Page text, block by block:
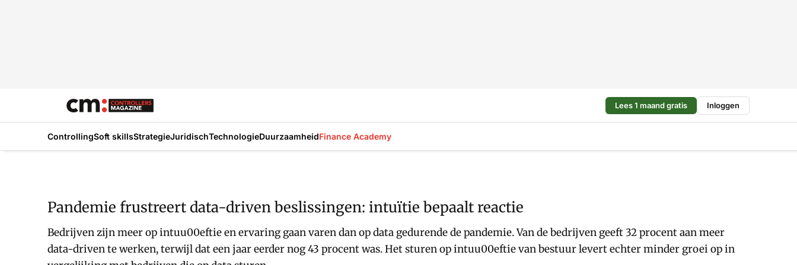
Lees 1 maand gratis Inloggen
ControllingSoft skillsStrategieJuridischTechnologieDuurzaamheidFinance Academy
Pandemie frustreert data-driven beslissingen: intuïtie bepaalt reactie
Bedrijven zijn meer op intuu00eftie en ervaring gaan varen dan op data gedurende de pandemie. Van de bedrijven geeft 32 procent aan meer
data-driven te werken, terwijl dat een jaar eerder nog 43 procent was. Het sturen op intuu00eftie van bestuur levert echter minder groei op in